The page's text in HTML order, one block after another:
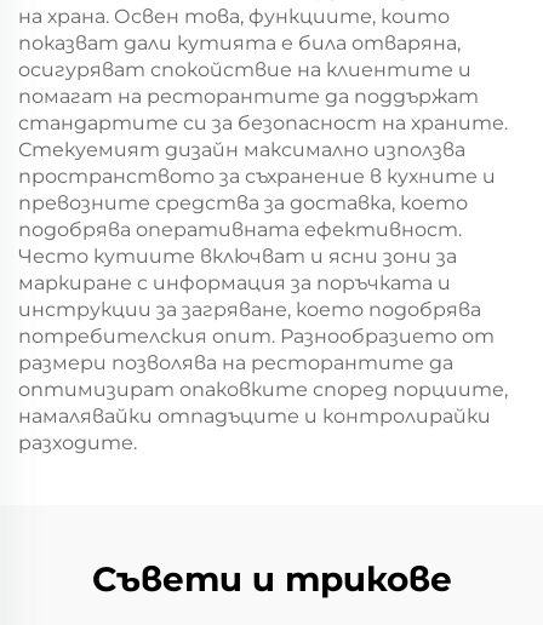
на храна. Освен това, функциите, които
показват дали кутията е била отваряна,
осигуряват спокойствие на клиентите и
помагат на ресторантите да поддържат
стандартите си за безопасност на храните.
Стекуемият дизайн максимално използва
пространството за съхранение в кухните и
превозните средства за доставка, което
подобрява оперативната ефективност.
Често кутиите включват и ясни зони за
маркиране с информация за поръчката и
инструкции за загряване, което подобрява
потребителския опит. Разнообразието от
размери позволява на ресторантите да
оптимизират опаковките според порциите,
намалявайки отпадъците и контролирайки
разходите.
Съвети и трикове